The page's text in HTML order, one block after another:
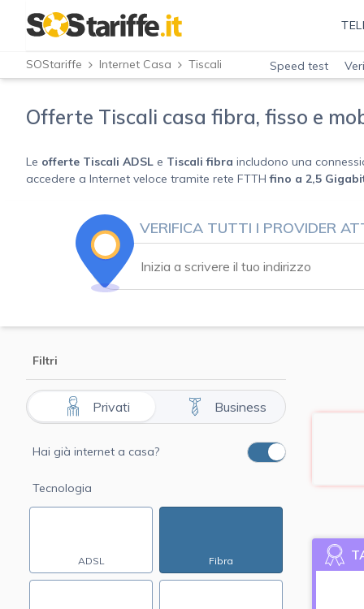
SOStariffe Internet Casa Tiscali Speed test
Offerte Tiscali casa fibra, fisso e
Le offerte Tiscali ADSL e Tiscali fibra includono una
accedere a Internet veloce tramite rete FTTHfino a 2,5
VERIFICA TUTTI I PROVIDER
Filtri
Privati Business
Hai già internet a casa?
Tecnologia
ADSL Fibra